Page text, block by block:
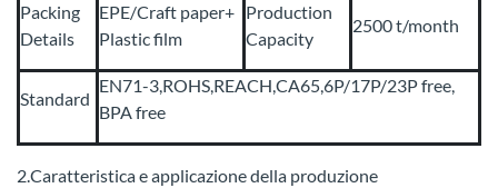
Packing
Details
EPE/Craft paper+
Plastic film
Production
Capacity
2500 t/month
Standard
EN71-3,ROHS,REACH,CA65,6P/17P/23P free,
BPA free
2.Caratteristica e applicazione della produzione